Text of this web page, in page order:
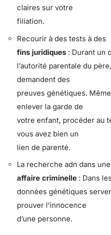
claires sur votre
filiation.
Recourir à des tests à des
fins juridiques : Durant un
l’autorité parentale du
demandent des
preuves génétiques.
enlever la garde de
votre enfant, procéder au
vous avez bien un
lien de parenté.
La recherche adn dans une
affaire criminelle : Dans
données génétiques
prouver l’innocence
d’une personne.